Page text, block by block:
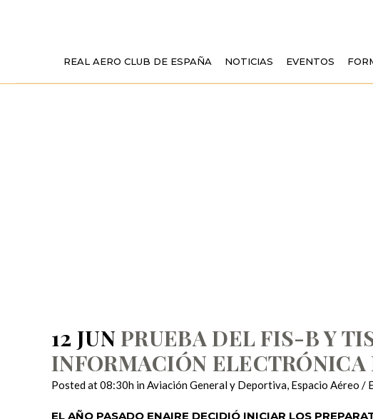
REAL AERO CLUB DE ESPAÑA NOTICIAS EVENTOS
12 JUNPRUEBA DEL FIS-B Y
INFORMACIÓN ELECTRÓNICA
Posted at 08:30h inAviación General y Deportiva, Espacio Aéreo /
EL AÑO PASADO ENAIRE DECIDIÓ INICIAR LOS